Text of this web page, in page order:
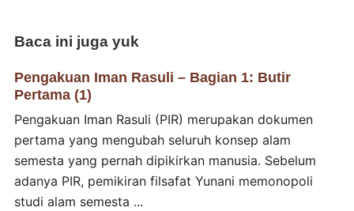
Baca ini juga yuk
Pengakuan Iman Rasuli – Bagian 1: Butir
Pertama (1)
Pengakuan Iman Rasuli (PIR) merupakan dokumen
pertama yang mengubah seluruh konsep alam
semesta yang pernah dipikirkan manusia. Sebelum
adanya PIR, pemikiran filsafat Yunani memonopoli
studi alam semesta ...